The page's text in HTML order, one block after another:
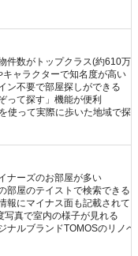
件数がトップクラス(約610万
キャラクターで知名度が高い
ン不要で部屋探しができる
って探す」機能が便利
使って実際に歩いた地域で探
ナーズのお部屋が多い
部屋のテイストで検索できる
報にマイナス面も記載されて
写真で室内の様子が見れる
ナルブランドTOMOSのリノ